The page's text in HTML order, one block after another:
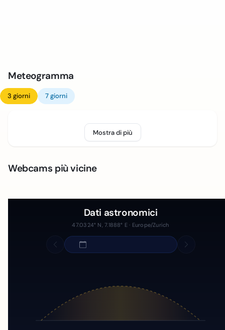
Meteogramma
3 giorni 7 giorni
Mostra di più
Webcams più vicine
Dati astronomici
47.0324° N, 7.1888° E · Europe/Zurich